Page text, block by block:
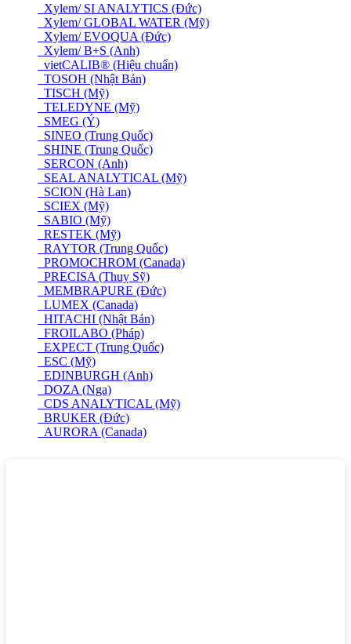
Xylem/ SI ANALYTICS (Đức)
Xylem/ GLOBAL WATER (Mỹ)
Xylem/ EVOQUA (Đức)
Xylem/ B+S (Anh)
vietCALIB® (Hiệu chuẩn)
TOSOH (Nhật Bản)
TISCH (Mỹ)
TELEDYNE (Mỹ)
SMEG (Ý)
SINEO (Trung Quốc)
SHINE (Trung Quốc)
SERCON (Anh)
SEAL ANALYTICAL (Mỹ)
SCION (Hà Lan)
SCIEX (Mỹ)
SABIO (Mỹ)
RESTEK (Mỹ)
RAYTOR (Trung Quốc)
PROMOCHROM (Canada)
PRECISA (Thuỵ Sỹ)
MEMBRAPURE (Đức)
LUMEX (Canada)
HITACHI (Nhật Bản)
FROILABO (Pháp)
EXPECT (Trung Quốc)
ESC (Mỹ)
EDINBURGH (Anh)
DOZA (Nga)
CDS ANALYTICAL (Mỹ)
BRUKER (Đức)
AURORA (Canada)